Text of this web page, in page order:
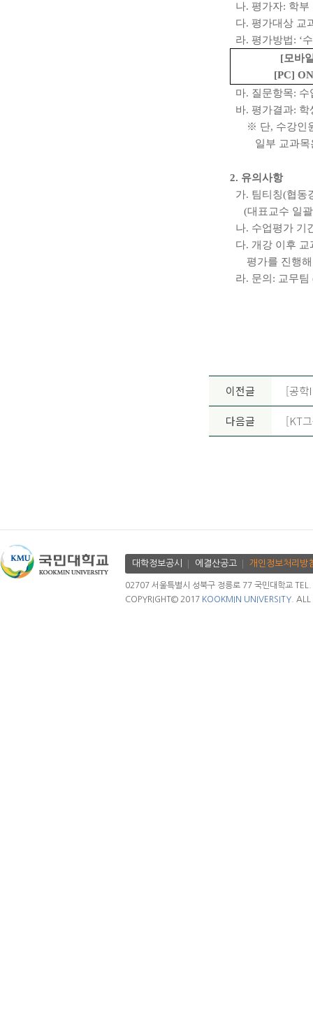
나. 평가자: 학부
다. 평가대상 교
라. 평가방법: ‘
[모바
[PC] ON
마. 질문항목: 수
바. 평가결과: 학
※ 단, 수강인
일부 교과
2. 유의사항
가. 팀티칭(협동
(대표교수 일
나. 수업평가 기
다. 개강 이후
평가를 진행
라. 문의 : 교무팀
이전글 [공학
다음글 [KT
대학정보공시 에결산공고 개인정보처리방
02707 서울특별시 성북구 정릉로 77 국민대학교
COPYRIGHT© 2017 KOOKMIN UNIVERSITY. ALL